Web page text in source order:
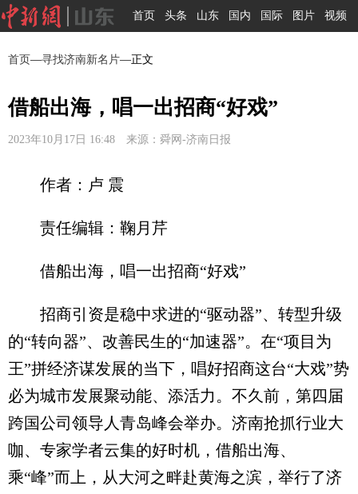
首页 头条 山东 国内 国际 图片 视频
首页—寻找济南新名片—正文
借船出海，唱一出招商“好戏”
2023年10月17日 16:48 来源：舜网-济南日报
作者：卢 震
责任编辑：鞠月芹
借船出海，唱一出招商“好戏”
招商引资是稳中求进的“驱动器”、转型升级
的“转向器”、改善民生的“加速器”。在“项目为
王”拼经济谋发展的当下，唱好招商这台“大戏”势
必为城市发展聚动能、添活力。不久前，第四届
跨国公司领导人青岛峰会举办。济南抢抓行业大
咖、专家学者云集的好时机，借船出海、
乘“峰”而上，从大河之畔赴黄海之滨，举行了济